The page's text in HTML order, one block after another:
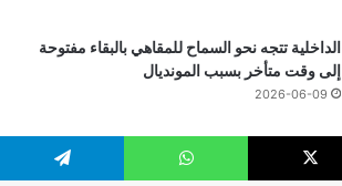
الداخلية تتجه نحو السماح للمقاهي بالبقاء مفتوحة
إلى وقت متأخر بسبب المونديال
2026-06-09
واتساب تيلقرام